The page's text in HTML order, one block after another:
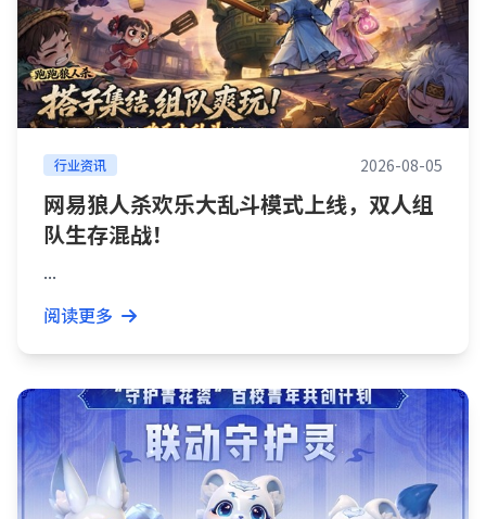
行业资讯 2026-08-05
网易狼人杀欢乐大乱斗模式上线，双人组
队生存混战！
...
阅读更多